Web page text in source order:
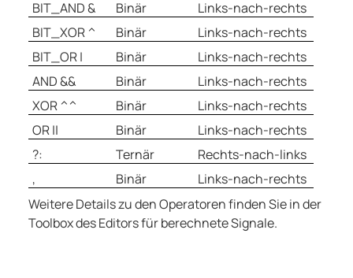
BIT_AND &
Binär
Links-nach-rechts
BIT_XOR ^
Binär
Links-nach-rechts
BIT_OR |
Binär
Links-nach-rechts
AND &&
Binär
Links-nach-rechts
XOR ^^
Binär
Links-nach-rechts
OR ||
Binär
Links-nach-rechts
?:
Ternär
Rechts-nach-links
,
Binär
Links-nach-rechts
Weitere Details zu den Operatoren finden Sie in der
Toolbox des Editors für berechnete Signale.